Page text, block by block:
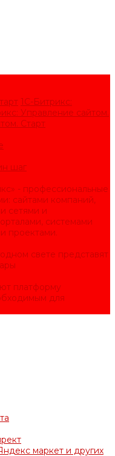
1С-Битрикс:
Управление сайтом.
Старт
шаг
- профессиональные
сайтами компаний,
сетями и
системами
проектами.
свете представят
платформу
для
маркет и других